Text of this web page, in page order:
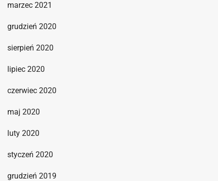
marzec 2021
grudzień 2020
sierpień 2020
lipiec 2020
czerwiec 2020
maj 2020
luty 2020
styczeń 2020
grudzień 2019